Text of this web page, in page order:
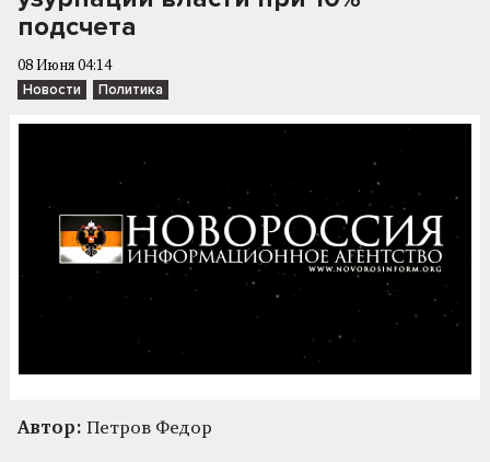
подсчета
08 Июня 04:14
Новости Политика
Автор: Петров Федор